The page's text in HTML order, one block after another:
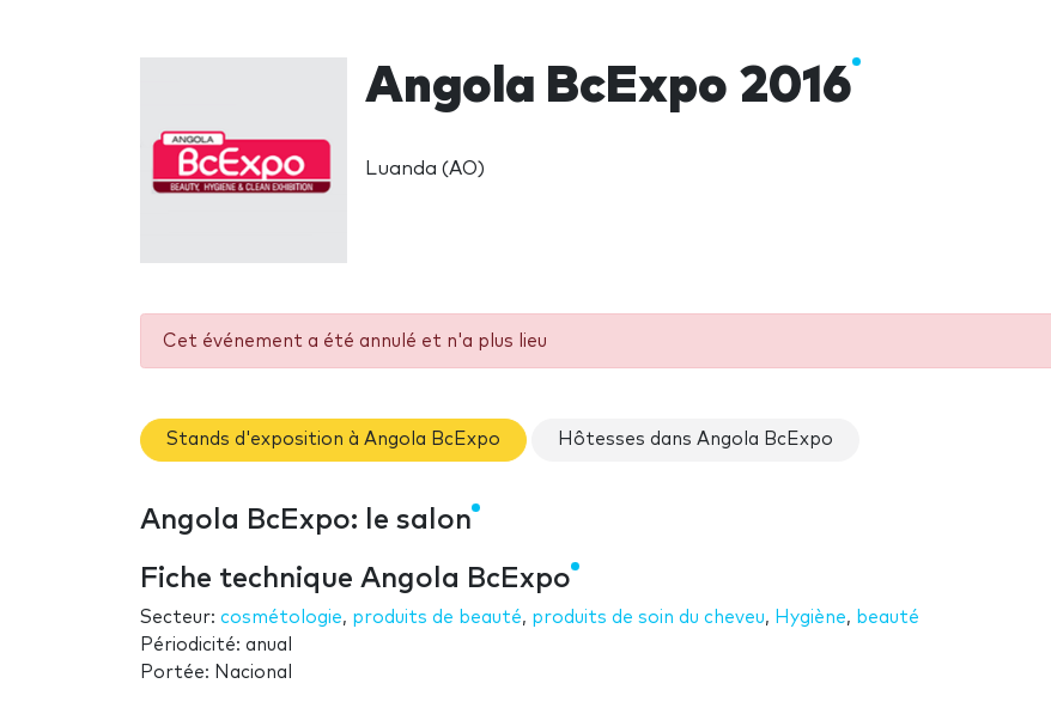
Angola BcExpo 2016
Luanda (AO)
Cet événement a été annulé et n'a plus lieu
Stands d'exposition à Angola BcExpo Hôtesses dans Angola BcExpo
Angola BcExpo: le salon
Fiche technique Angola BcExpo
Secteur: cosmétologie, produits de beauté, produits de soin du cheveu, Hygiène, beauté
Périodicité: anual
Portée: Nacional